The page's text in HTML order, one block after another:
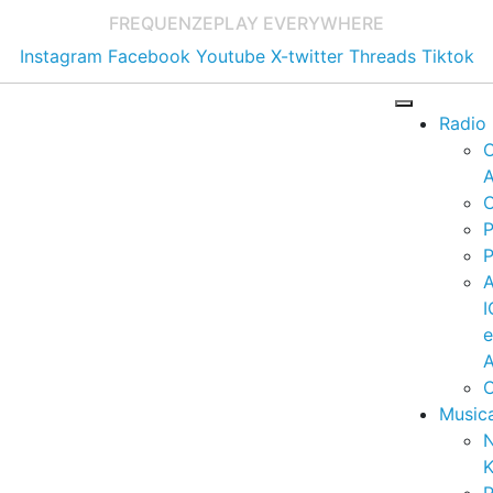
FREQUENZEPLAY EVERYWHERE
Instagram Facebook Youtube X-twitter Threads Tiktok
Radio
e